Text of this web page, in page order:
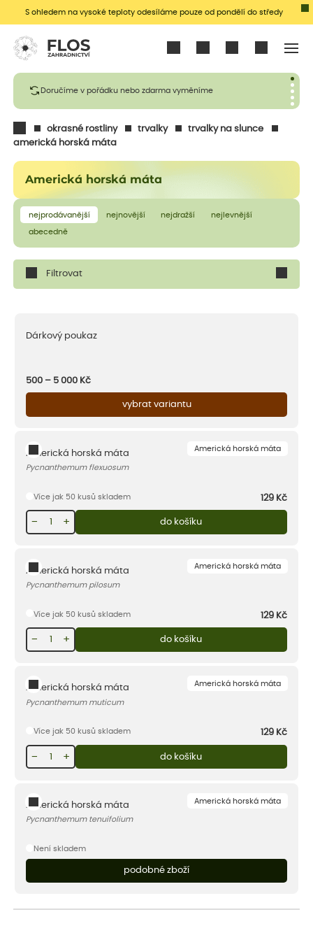
S ohledem na vysoké teploty odesíláme pouze od pondělí do středy
Doručíme v pořádku nebo zdarma vyměníme
okrasné rostliny trvalky
trvalky na slunce
americká horská máta
Americká horská máta
nejprodávanější nejnovější nejdražší nejlevnější
abecedně
Filtrovat
Dárkový poukaz
500 – 5 000 Kč
vybrat variantu
Americká horská máta
Americká horská máta
Pycnanthemum flexuosum
Více jak 50 kusů skladem 129 Kč
+
− do košíku
Americká horská máta
Americká horská máta
Pycnanthemum pilosum
Více jak 50 kusů skladem 129 Kč
+
− do košíku
Americká horská máta
Americká horská máta
Pycnanthemum muticum
Více jak 50 kusů skladem 129 Kč
+
− do košíku
Americká horská máta
Americká horská máta
Pycnanthemum tenuifolium
Není skladem
podobné zboží